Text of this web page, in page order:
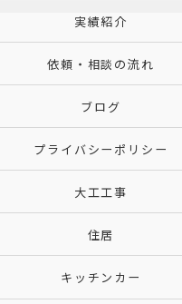
実績紹介
依頼・相談の流れ
ブログ
プライバシーポリシー
大工工事
住居
キッチンカー